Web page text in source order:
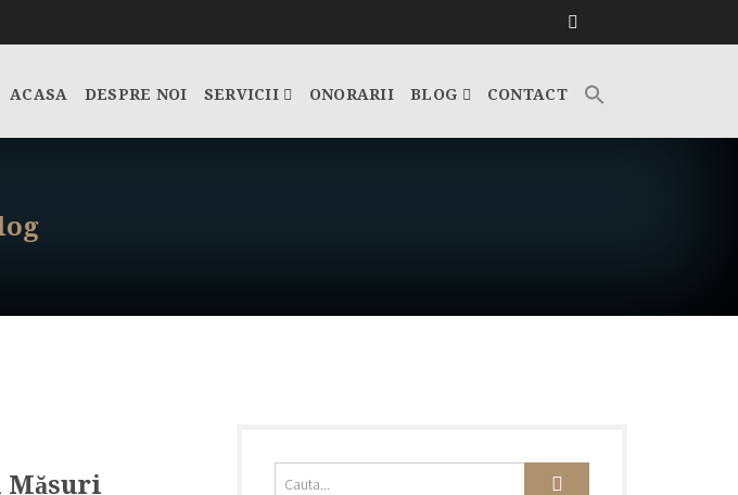
ACASA DESPRE NOI SERVICII ONORARII BLOG CONTACT
Măsuri